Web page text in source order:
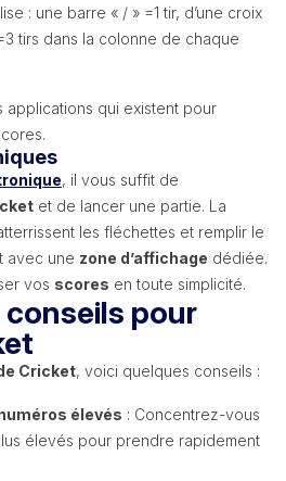
: une barre « / » =1 tir, d’une croix
tirs dans la colonne de chaque
applications qui existent pour
, il vous suffit de
et de lancer une partie. La
les fléchettes et remplir le
avec une zone d’affichage dédiée.
vos scores en toute simplicité.
pour
Cricket, voici quelques conseils :
élevés : Concentrez-vous
élevés pour prendre rapidement